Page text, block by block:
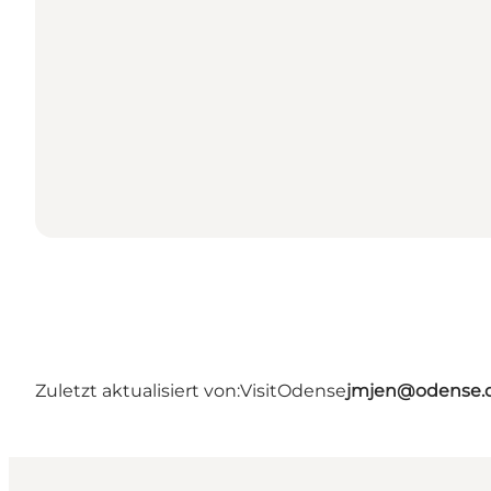
Zuletzt aktualisiert von:VisitOdense